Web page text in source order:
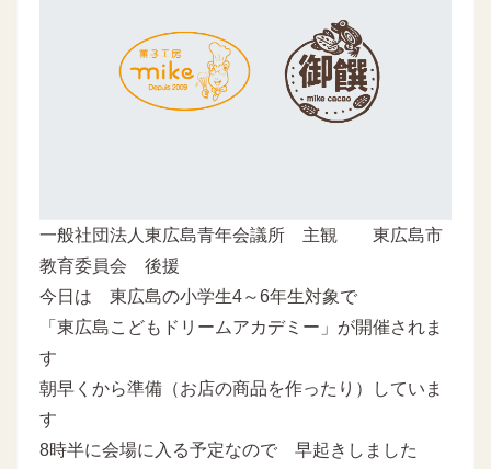
一般社団法人東広島青年会議所 主観 東広島市
教育委員会 後援
今日は 東広島の小学生4～6年生対象で
「東広島こどもドリームアカデミー」が開催されま
す
朝早くから準備（お店の商品を作ったり）していま
す
8時半に会場に入る予定なので 早起きしました